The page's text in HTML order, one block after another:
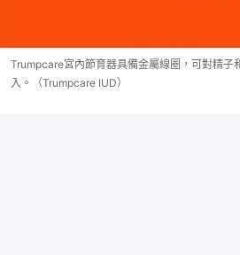
Trumpcare宮內節育器具備金屬線圈，可對精子
入。（Trumpcare IUD）